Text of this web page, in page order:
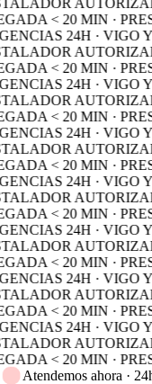
< 20 MIN ·
24H · VIGO
< 20 MIN ·
24H · VIGO
< 20 MIN ·
24H · VIGO
< 20 MIN ·
24H · VIGO
< 20 MIN ·
24H · VIGO
< 20 MIN ·
24H · VIGO
< 20 MIN ·
24H · VIGO
< 20 MIN ·
Atendemos ahora ·